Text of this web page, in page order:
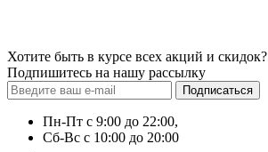
Хотите быть в курсе всех акций и скидок?
Подпишитесь на нашу рассылку
Подписаться
Пн-Пт с 9:00 до 22:00,
Сб-Вс с 10:00 до 20:00